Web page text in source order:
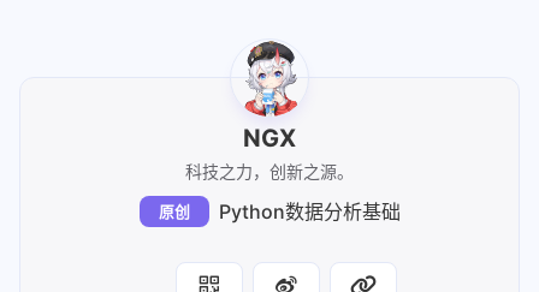
NGX
科技之力，创新之源。
原创 Python数据分析基础